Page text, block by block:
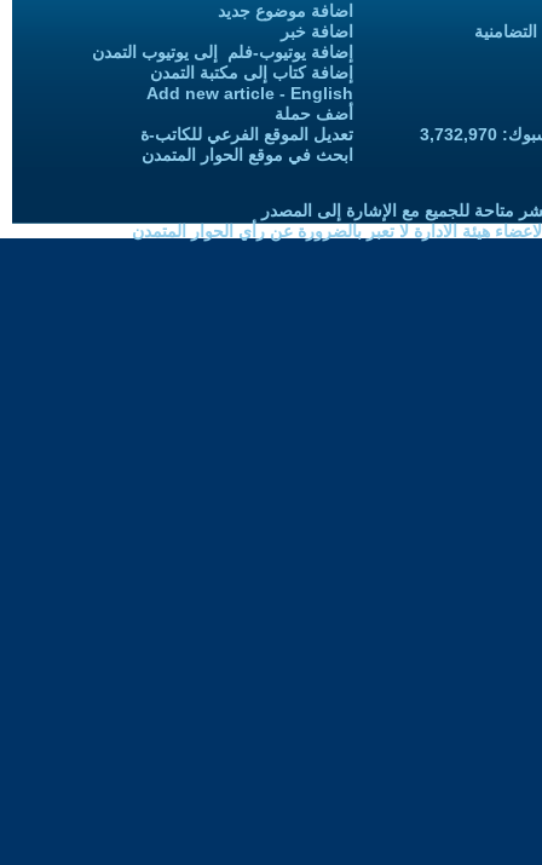
اضافة موضوع جديد
اضافة خبر
إضافة يوتيوب-فلم إلى يوتيوب التمدن
إضافة كتاب إلى مكتبة التمدن
Add new article - English
أضف حملة
تعديل الموقع الفرعي للكاتب-ة
ابحث في موقع الحوار المتمدن
متاحة للجميع مع الإشارة إلى المصدر
هيئة الادارة لا تعبر بالضرورة عن رأي الحوار المتمدن